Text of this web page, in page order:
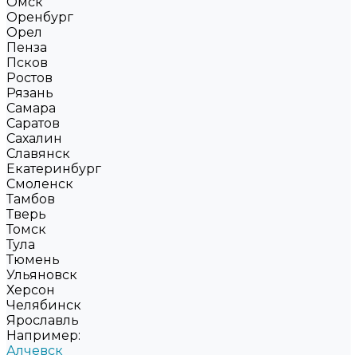
Оренбург
Орел
Пенза
Псков
Ростов
Рязань
Самара
Саратов
Сахалин
Славянск
Екатеринбург
Смоленск
Тамбов
Тверь
Томск
Тула
Тюмень
Ульяновск
Херсон
Челябинск
Ярославль
Например:
Алчевск